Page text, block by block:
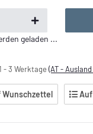
geladen ...
- 3 Werktage (AT -
Wunschzettel